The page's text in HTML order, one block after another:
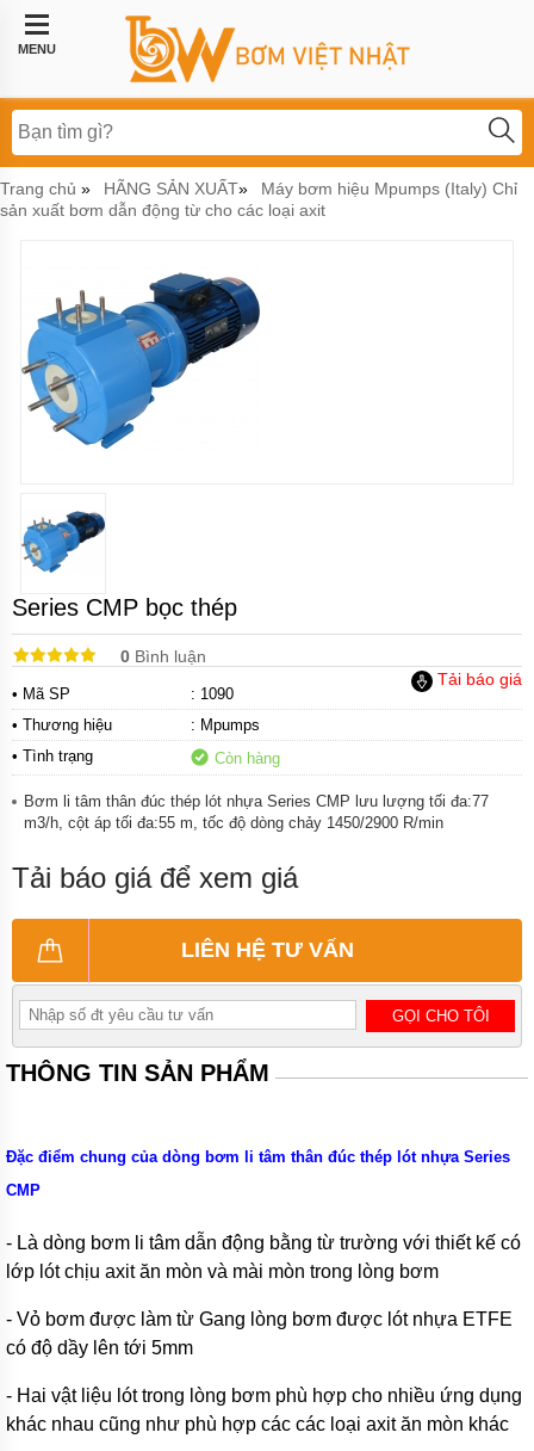
MENU
Trang
chủ
công
nghiệp
thực
phẩm
TÂM
BƠM
MÀNG
KHÍ
NÉN
Bơm
hóa
chất
24v
và
48v
Bơm
hoá
chất
mini
Kiểu
dáng
bơm
chất
Tên
thường
gọi
loại
bơm
hóa
chất
bơm
chất
Thương
hiệu
bơm
chất
Bơm
răng
Trang chủ » HÃNG SẢN XUẤT»
Máy bơm hiệu Mpumps (Italy) Chỉ
sản xuất bơm dẫn động từ cho các loại axit
Series CMP bọc thép
0 Bình luận
Tải báo giá
• Mã SP
: 1090
• Thương hiệu
: Mpumps
• Tình trạng
Còn hàng
Bơm li tâm thân đúc thép lót nhựa Series CMP lưu lượng tối đa:77
m3/h, cột áp tối đa:55 m, tốc độ dòng chảy 1450/2900 R/min
Tải báo giá để xem giá
LIÊN HỆ TƯ VẤN
GỌI CHO TÔI
THÔNG TIN SẢN PHẨM
Đặc điểm chung của dòng bơm li tâm thân đúc thép lót nhựa Series
CMP
- Là dòng bơm li tâm dẫn động bằng từ trường với thiết kế có
lớp lót chịu axit ăn mòn và mài mòn trong lòng bơm
- Vỏ bơm được làm từ Gang lòng bơm được lót nhựa ETFE
có độ dầy lên tới 5mm
- Hai vật liệu lót trong lòng bơm phù hợp cho nhiều ứng dụng
khác nhau cũng như phù hợp các các loại axit ăn mòn khác